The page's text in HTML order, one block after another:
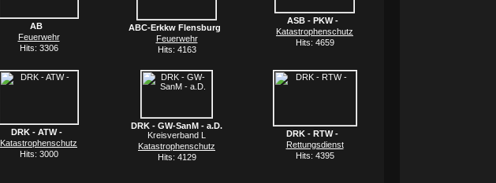
AB
Feuerwehr
Hits: 3306
ABC-Erkkw Flensburg
Feuerwehr
Hits: 4163
ASB - PKW -
Katastrophenschutz
Hits: 4659
DRK - ATW -
Katastrophenschutz
Hits: 3000
DRK - GW-SanM - a.D.
Kreisverband L
Katastrophenschutz
Hits: 4129
DRK - RTW -
Rettungsdienst
Hits: 4395